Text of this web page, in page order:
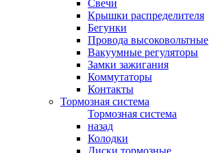
Свечи
Крышки распределителя
Бегунки
Провода высоковольтные
Вакуумные регуляторы
Замки зажигания
Коммутаторы
Контакты
Тормозная система
Тормозная система
назад
Колодки
Диски тормозные